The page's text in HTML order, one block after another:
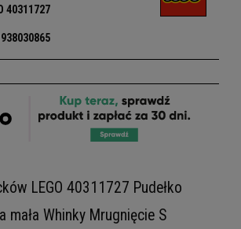
40311727
LEGO 40311727 Pudełko
mała Whinky Mrugnięcie S